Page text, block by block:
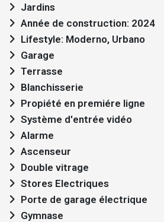
Jardins
Année de construction: 2024
Lifestyle: Moderno, Urbano
Garage
Terrasse
Blanchisserie
Propiété en premiére ligne
Système d'entrée vidéo
Alarme
Ascenseur
Double vitrage
Stores Electriques
Porte de garage électrique
Gymnase